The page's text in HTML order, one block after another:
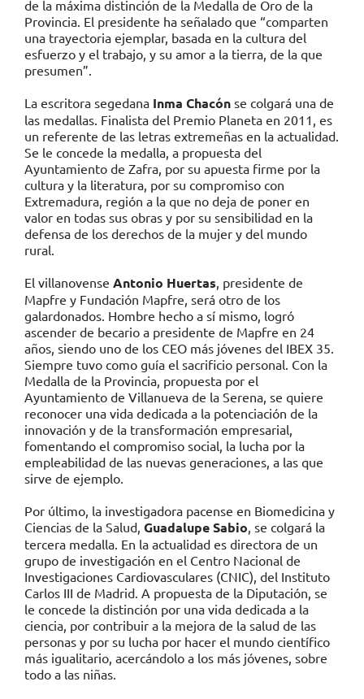
de la máxima distinción de la Medalla de Oro de la
Provincia. El presidente ha señalado que “comparten
una trayectoria ejemplar, basada en la cultura del
esfuerzo y el trabajo, y su amor a la tierra, de la que
presumen”.
La escritora segedanaInma Chacónse colgará una de
las medallas. Finalista del Premio Planeta en 2011, es
un referente de las letras extremeñas en la actualidad.
Se le concede la medalla, a propuesta del
Ayuntamiento de Zafra, por su apuesta firme por la
cultura y la literatura, por su compromiso con
Extremadura, región a la que no deja de poner en
valor en todas sus obras y por su sensibilidad en la
defensa de los derechos de la mujer y del mundo
rural.
El villanovense Antonio Huertas , presidente de
Mapfre y Fundación Mapfre, será otro de los
galardonados. Hombre hecho a sí mismo, logró
ascender de becario a presidente de Mapfre en 24
años, siendo uno de los CEO más jóvenes del IBEX 35.
Siempre tuvo como guía el sacrificio personal. Con la
Medalla de la Provincia, propuesta por el
Ayuntamiento de Villanueva de la Serena, se quiere
reconocer una vida dedicada a la potenciación de la
innovación y de la transformación empresarial,
fomentando el compromiso social, la lucha por la
empleabilidad de las nuevas generaciones, a las que
sirve de ejemplo.
Por último, la investigadora pacense en Biomedicina y
Ciencias de la Salud, Guadalupe Sabio , se colgará la
tercera medalla. En la actualidad es directora de un
grupo de investigación en el Centro Nacional de
Investigaciones Cardiovasculares (CNIC), del Instituto
Carlos III de Madrid. A propuesta de la Diputación, se
le concede la distinción por una vida dedicada a la
ciencia, por contribuir a la mejora de la salud de las
personas y por su lucha por hacer el mundo científico
más igualitario, acercándolo a los más jóvenes, sobre
todo a las niñas.